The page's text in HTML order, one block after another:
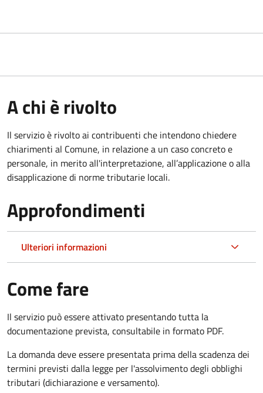
A chi è rivolto
Il servizio è rivolto ai contribuenti che intendono chiedere
chiarimenti al Comune, in relazione a un caso concreto e
personale, in merito all'interpretazione, all’applicazione o alla
disapplicazione di norme tributarie locali.
Approfondimenti
Ulteriori informazioni
Come fare
Il servizio può essere attivato presentando tutta la
documentazione prevista, consultabile in formato PDF.
La domanda deve essere presentata prima della scadenza dei
termini previsti dalla legge per l'assolvimento degli obblighi
tributari (dichiarazione e versamento).